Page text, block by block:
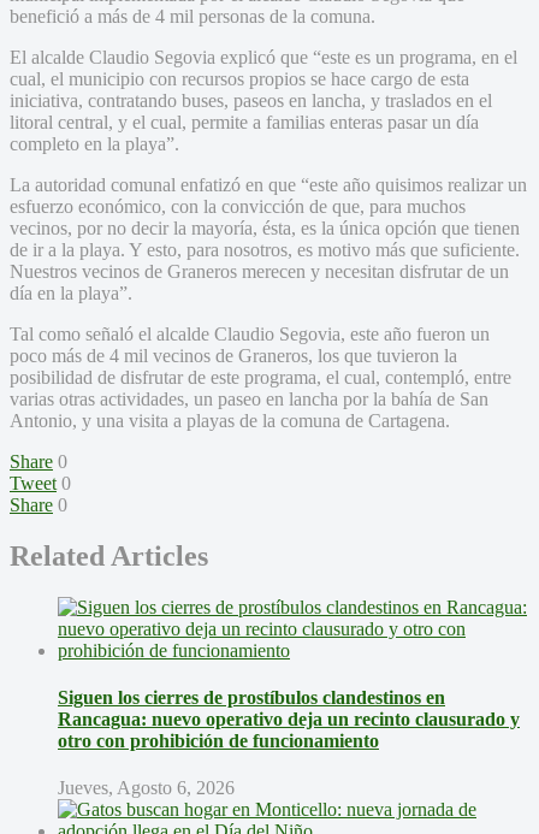
benefició a más de 4 mil personas de la comuna.
El alcalde Claudio Segovia explicó que “este es un programa, en el
cual, el municipio con recursos propios se hace cargo de esta
iniciativa, contratando buses, paseos en lancha, y traslados en el
litoral central, y el cual, permite a familias enteras pasar un día
completo en la playa”.
La autoridad comunal enfatizó en que “este año quisimos realizar un
esfuerzo económico, con la convicción de que, para muchos
vecinos, por no decir la mayoría, ésta, es la única opción que tienen
de ir a la playa. Y esto, para nosotros, es motivo más que suficiente.
Nuestros vecinos de Graneros merecen y necesitan disfrutar de un
día en la playa”.
Tal como señaló el alcalde Claudio Segovia, este año fueron un
poco más de 4 mil vecinos de Graneros, los que tuvieron la
posibilidad de disfrutar de este programa, el cual, contempló, entre
varias otras actividades, un paseo en lancha por la bahía de San
Antonio, y una visita a playas de la comuna de Cartagena.
Share 0
Tweet 0
Share 0
Related Articles
Siguen los cierres de prostíbulos clandestinos en
Rancagua: nuevo operativo deja un recinto clausurado y
otro con prohibición de funcionamiento
Jueves, Agosto 6, 2026